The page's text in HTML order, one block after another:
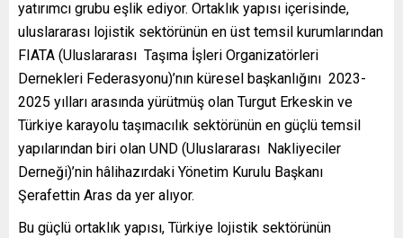
yatırımcı grubu eşlik ediyor. Ortaklık yapısı içerisinde,
uluslararası lojistik sektörünün en üst temsil kurumlarından
FIATA (Uluslararası Taşıma İşleri Organizatörleri
Dernekleri Federasyonu)’nın küresel başkanlığını 2023-
2025 yılları arasında yürütmüş olan Turgut Erkeskin ve
Türkiye karayolu taşımacılık sektörünün en güçlü temsil
yapılarından biri olan UND (Uluslararası Nakliyeciler
Derneği)’nin hâlihazırdaki Yönetim Kurulu Başkanı
Şerafettin Aras da yer alıyor.
Bu güçlü ortaklık yapısı, Türkiye lojistik sektörünün